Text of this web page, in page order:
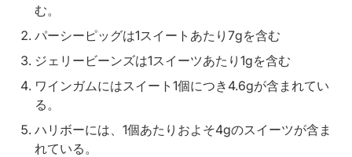
む。
パーシーピッグは1スイートあたり7gを含む
ジェリービーンズは1スイーツあたり1gを含む
ワインガムにはスイート1個につき4.6gが含まれてい
る。
ハリボーには、1個あたりおよそ4gのスイーツが含ま
れている。